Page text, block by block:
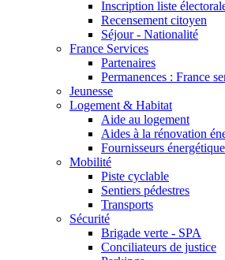
Inscription liste
Recensement citoyen
Séjour - Nationalité
France Services
Partenaires
Permanences : France
Jeunesse
Logement & Habitat
Aide au logement
Aides à la rénovation
Fournisseurs
Mobilité
Piste cyclable
Sentiers pédestres
Transports
Sécurité
Brigade verte - SPA
Conciliateurs de justice